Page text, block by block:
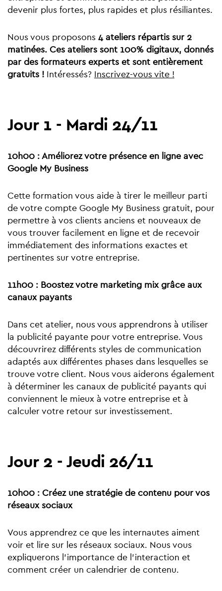
devenir plus fortes, plus rapides et plus résiliantes.
Nous vous proposons 4 ateliers répartis sur 2
matinées. Ces ateliers sont 100% digitaux, donnés
par des formateurs experts et sont entièrement
gratuits ! Intéressés? Inscrivez-vous vite !
Jour 1 - Mardi 24/11
10h00 : Améliorez votre présence en ligne avec
Google My Business
Cette formation vous aide à tirer le meilleur parti
de votre compte Google My Business gratuit, pour
permettre à vos clients anciens et nouveaux de
vous trouver facilement en ligne et de recevoir
immédiatement des informations exactes et
pertinentes sur votre entreprise.
11h00 : Boostez votre marketing mix grâce aux
canaux payants
Dans cet atelier, nous vous apprendrons à utiliser
la publicité payante pour votre entreprise. Vous
découvrirez différents styles de communication
adaptés aux différentes phases dans lesquelles se
trouve votre client. Nous vous aiderons également
à déterminer les canaux de publicité payants qui
conviennent le mieux à votre entreprise et à
calculer votre retour sur investissement.
Jour 2 - Jeudi 26/11
10h00 : Créez une stratégie de contenu pour vos
réseaux sociaux
Vous apprendrez ce que les internautes aiment
voir et lire sur les réseaux sociaux. Nous vous
expliquerons l'importance de l'interaction et
comment créer un calendrier de contenu.